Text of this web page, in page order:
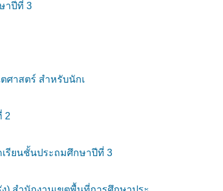
าปีที่ 3
ศาสตร์ สำหรับนักเ
2
เรียนชั้นประถมศึกษาปีที่ 3